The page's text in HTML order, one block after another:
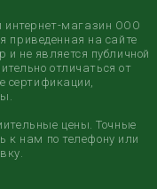
магазин ООО
на сайте
не является публичной
отличаться от
сертификации,
цены. Точные
к нам по телефону или